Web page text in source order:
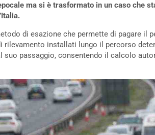
ma si è trasformato in un caso che
di esazione che permette di pagare il
rilevamento installati lungo il percorso
suo passaggio, consentendo il calcolo